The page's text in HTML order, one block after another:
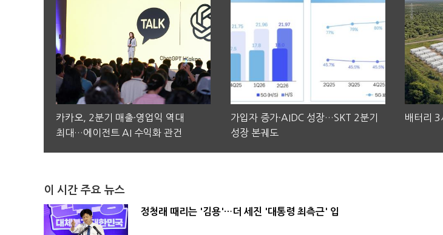
카카오, 2분기 매출·영업익 역대
최대…에이전트 AI 수익화 관건
가입자 증가·AIDC 성장…SKT 2분기
성장 본궤도
배터리 3
이 시간 주요 뉴스
정청래 때리는 '김용'…더 세진 '대통령 최측근' 입